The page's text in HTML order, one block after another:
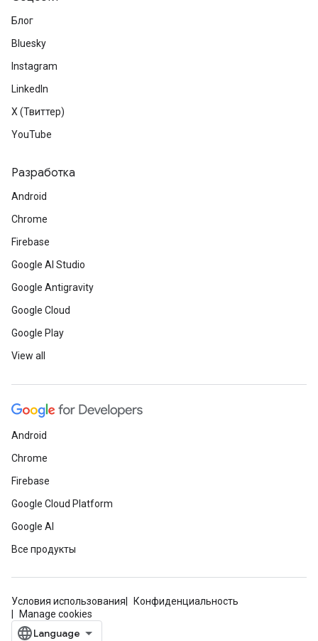
Блог
Bluesky
Instagram
LinkedIn
X (Твиттер)
YouTube
Разработка
Android
Chrome
Firebase
Google AI Studio
Google Antigravity
Google Cloud
Google Play
View all
Android
Chrome
Firebase
Google Cloud Platform
Google AI
Все продукты
Условия использования
Конфиденциальность
Manage cookies